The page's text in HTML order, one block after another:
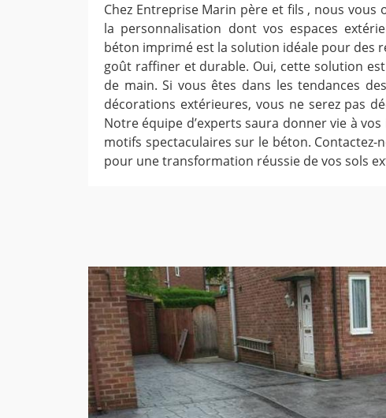
Chez Entreprise Marin père et fils , nous vous
la personnalisation dont vos espaces
béton imprimé est la solution idéale pour des
goût raffiner et durable. Oui, cette solution est
de main. Si vous êtes dans les tendances
décorations extérieures, vous ne serez pas
Notre équipe d’experts saura donner vie à
motifs spectaculaires sur le béton.
pour une transformation réussie de vos sols